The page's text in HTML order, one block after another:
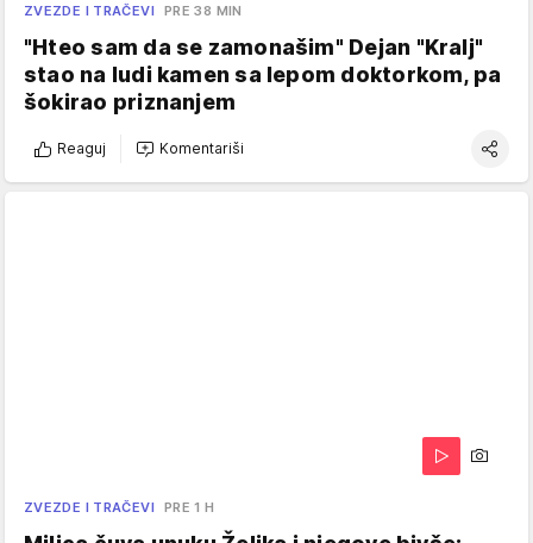
ZVEZDE I TRAČEVI PRE 38 MIN
"Hteo sam da se zamonašim" Dejan "Kralj"
stao na ludi kamen sa lepom doktorkom, pa
šokirao priznanjem
Reaguj Komentariši
ZVEZDE I TRAČEVI PRE 1 H